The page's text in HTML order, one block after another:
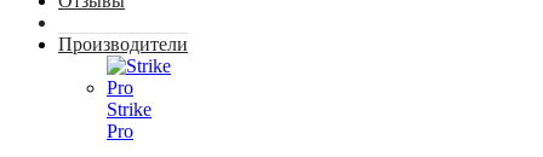
Производители
Strike
Pro